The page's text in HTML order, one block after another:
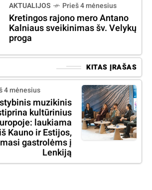
AKTUALIJOS Prieš 4 mėnesius
Kretingos rajono mero Antano
Kalniaus sveikinimas šv. Velykų
proga
KITAS ĮRAŠAS
4 mėnesius
muzikinis
kultūrinius
laukiama
Kauno ir Estijos,
gastrolėms į
Lenkiją